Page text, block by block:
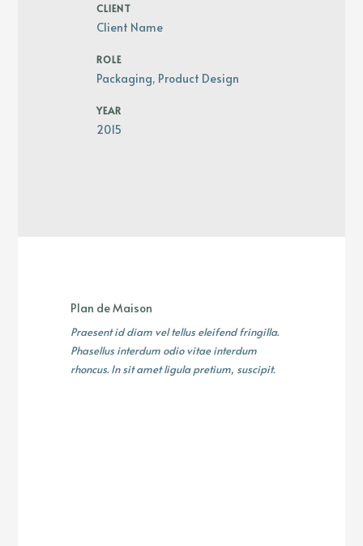
CLIENT
Client Name
ROLE
Packaging, Product Design
YEAR
2015
Plan de Maison
Praesent id diam vel tellus eleifend fringilla.
Phasellus interdum odio vitae interdum
rhoncus. In sit amet ligula pretium, suscipit.